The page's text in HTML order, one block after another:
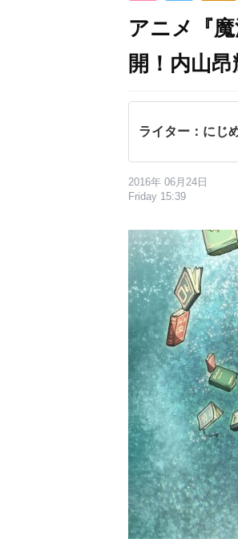
アニメ『
開！内山
ライター：にじ
2016年 06月24日
Friday 15:39